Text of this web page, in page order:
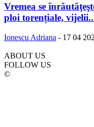
Vremea se
ploi torențiale,
Ionescu Adriana - 17 04
ABOUT US
FOLLOW US
©